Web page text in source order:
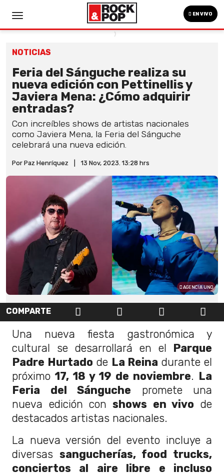
EN VIVO
NOTICIAS
Feria del Sánguche realiza su
nueva edición con Pettinellis y
Javiera Mena: ¿Cómo adquirir
entradas?
Con increíbles shows de artistas nacionales
como Javiera Mena, la Feria del Sánguche
celebrará una nueva edición.
Por Paz Henríquez 13 Nov, 2023. 13:28 hrs
AGENCIA UNO
COMPARTE
Una nueva fiesta gastronómica y
cultural se desarrollará en el Parque
Padre Hurtado de La Reina durante el
próximo17, 18 y 19 de noviembre. La
Feria del Sánguche promete una
nueva edición con shows en vivo de
destacados artistas nacionales.
La nueva versión del evento incluye a
diversas sangucherías, food trucks,
conciertos al aire libre e incluso